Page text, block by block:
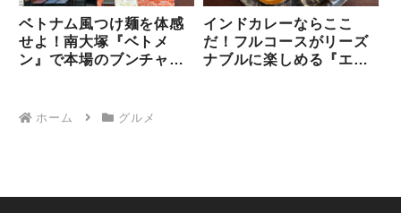
ベトナム風つけ麺を体感
せよ！南大塚『ベトメ
ン』で本場のブンチャー
インドカレーならここ
だ！フルコースがリーズ
ナブルに楽しめる『エス
ホーム グルメ